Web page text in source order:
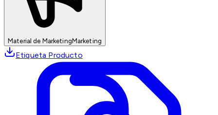
Material de MarketingMarketing
Etiqueta Producto